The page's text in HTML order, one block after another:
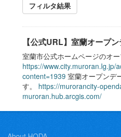
フィルタ結果
【公式URL】室蘭オープ
室蘭市公式ホームページのオ
https://www.city.muroran.lg.jp/
content=1939 室蘭オープンデ
す。 https://murorancity-
muroran.hub.arcgis.com/